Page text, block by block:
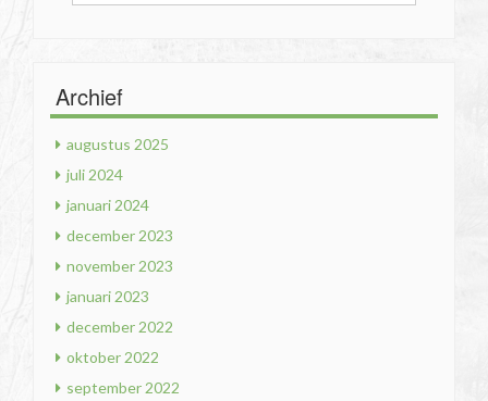
Archief
augustus 2025
juli 2024
januari 2024
december 2023
november 2023
januari 2023
december 2022
oktober 2022
september 2022